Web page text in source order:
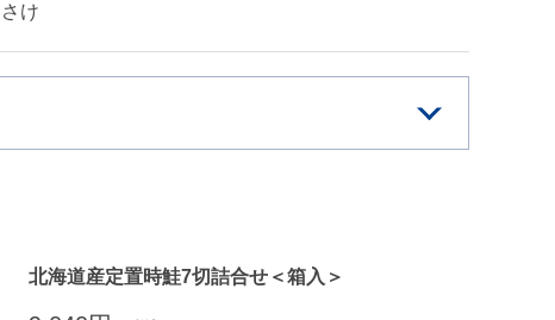
さけ
北海道産定置時鮭7切詰合せ＜箱入＞